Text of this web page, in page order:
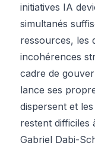
initiatives IA
simultanés
ressources, les
incohérences
cadre de
lance ses
dispersent et
restent difficiles
Gabriel Dabi-